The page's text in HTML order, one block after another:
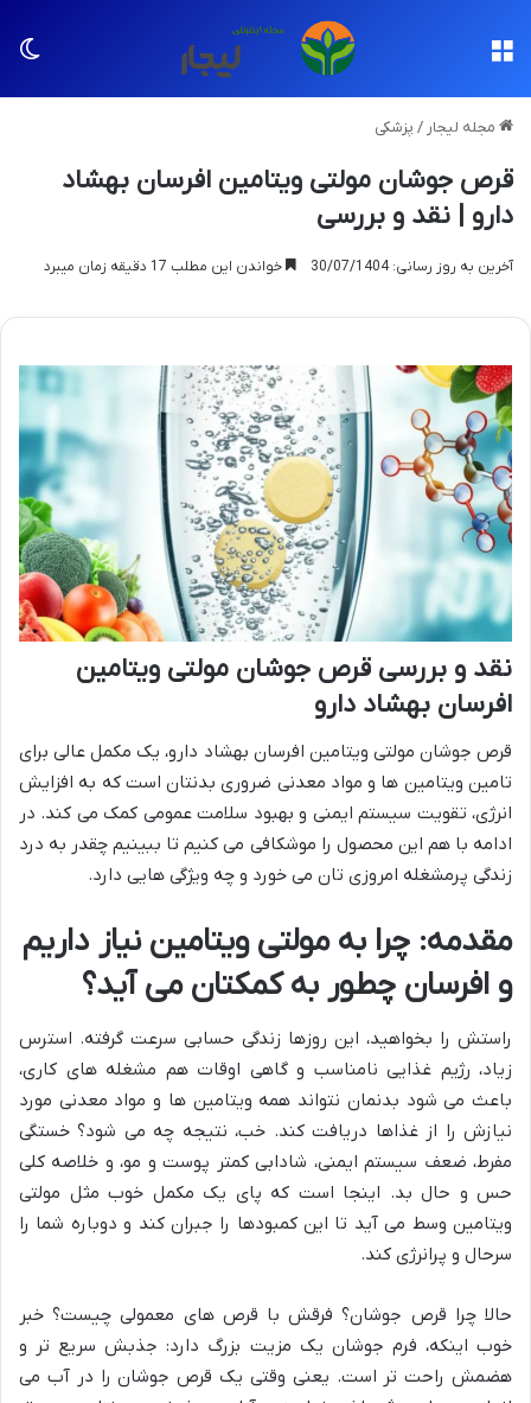
مجله لیجار / پزشکی
قرص جوشان مولتی ویتامین افرسان بهشاد
دارو | نقد و بررسی
آخرین به روز رسانی: 30/07/1404 خواندن این مطلب 17 دقیقه زمان میبرد
نقد و بررسی قرص جوشان مولتی ویتامین
افرسان بهشاد دارو
قرص جوشان مولتی ویتامین افرسان بهشاد دارو، یک مکمل عالی برای
تامین ویتامین ها و مواد معدنی ضروری بدنتان است که به افزایش
انرژی، تقویت سیستم ایمنی و بهبود سلامت عمومی کمک می کند. در
ادامه با هم این محصول را موشکافی می کنیم تا ببینیم چقدر به درد
زندگی پرمشغله امروزی تان می خورد و چه ویژگی هایی دارد.
مقدمه: چرا به مولتی ویتامین نیاز داریم
و افرسان چطور به کمکتان می آید؟
راستش را بخواهید، این روزها زندگی حسابی سرعت گرفته. استرس
زیاد، رژیم غذایی نامناسب و گاهی اوقات هم مشغله های کاری،
باعث می شود بدنمان نتواند همه ویتامین ها و مواد معدنی مورد
نیازش را از غذاها دریافت کند. خب، نتیجه چه می شود؟ خستگی
مفرط، ضعف سیستم ایمنی، شادابی کمتر پوست و مو، و خلاصه کلی
حس و حال بد. اینجا است که پای یک مکمل خوب مثل مولتی
ویتامین وسط می آید تا این کمبودها را جبران کند و دوباره شما را
سرحال و پرانرژی کند.
حالا چرا قرص جوشان؟ فرقش با قرص های معمولی چیست؟ خبر
خوب اینکه، فرم جوشان یک مزیت بزرگ دارد: جذبش سریع تر و
هضمش راحت تر است. یعنی وقتی یک قرص جوشان را در آب می